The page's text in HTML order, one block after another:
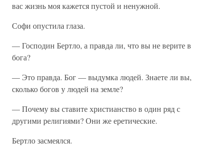
вас жизнь моя кажется пустой и ненужной.
Софи опустила глаза.
— Господин Бертло, а правда ли, что вы не верите в
бога?
— Это правда. Бог — выдумка людей. Знаете ли вы,
сколько богов у людей на земле?
— Почему вы ставите христианство в один ряд с
другими религиями? Они же еретические.
Бертло засмеялся.